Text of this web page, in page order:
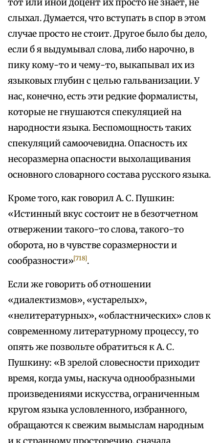
тот или иной доцент их просто не знает, не
слыхал. Думается, что вступать в спор в этом
случае просто не стоит. Другое было бы дело,
если б я выдумывал слова, либо нарочно, в
пику кому-то и чему-то, выкапывал их из
языковых глубин с целью гальванизации. У
нас, конечно, есть эти редкие формалисты,
которые не гнушаются спекуляцией на
народности языка. Беспомощность таких
спекуляций самоочевидна. Опасность их
несоразмерна опасности выхолащивания
основного словарного состава русского языка.
Кроме того, как говорил А. С. Пушкин:
«Истинный вкус состоит не в безотчетном
отвержении такого-то слова, такого-то
оборота, но в чувстве соразмерности и
сообразности»[718].
Если же говорить об отношении
«диалектизмов», «устарелых»,
«нелитературных», «областнических» слов к
современному литературному процессу, то
опять же позвольте обратиться к А. С.
Пушкину: «В зрелой словесности приходит
время, когда умы, наскуча однообразными
произведениями искусства, ограниченным
кругом языка условленного, избранного,
обращаются к свежим вымыслам народным